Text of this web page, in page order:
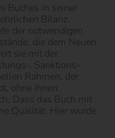
Buches in seiner
Bilanz.
der notwendigen
die dem Neuen
sie mit der
, Sanktions-
Rahmen, der
ohne ihnen
Dass das Buch mit
Qualität: Hier wurde